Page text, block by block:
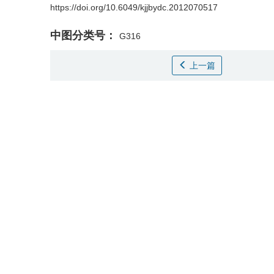
https://doi.org/10.6049/kjjbydc.2012070517
中图分类号： G316
上一篇